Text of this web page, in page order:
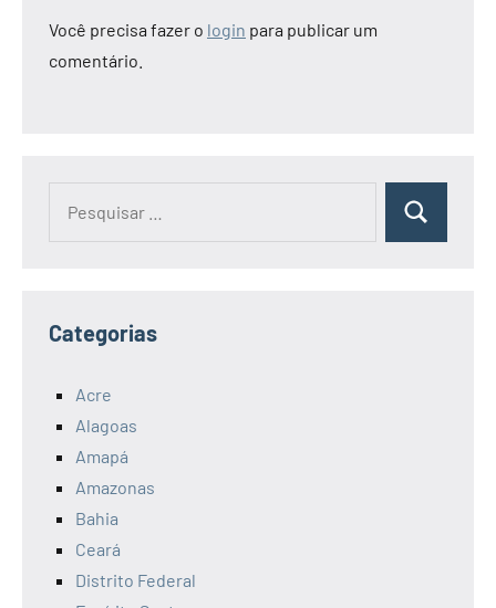
Você precisa fazer o login para publicar um
comentário.
Pesquisa
Categorias
Acre
Alagoas
Amapá
Amazonas
Bahia
Ceará
Distrito Federal